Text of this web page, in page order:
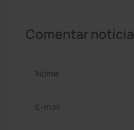
Comentar notícia